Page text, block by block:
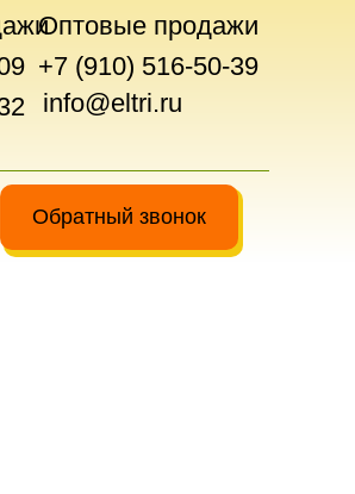
Оптовые продажи
+7 (910) 516-50-39
Обратный звонок
info@eltri.ru